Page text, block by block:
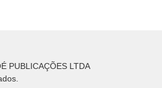
PUBLICAÇÕES LTDA